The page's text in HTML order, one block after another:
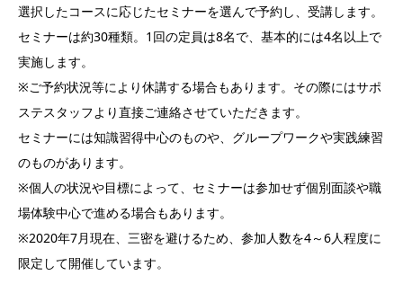
選択したコースに応じたセミナーを選んで予約し、受講します。
セミナーは約30種類。1回の定員は8名で、基本的には4名以上で
実施します。
※ご予約状況等により休講する場合もあります。その際にはサポ
ステスタッフより直接ご連絡させていただきます。
セミナーには知識習得中心のものや、グループワークや実践練習
のものがあります。
※個人の状況や目標によって、セミナーは参加せず個別面談や職
場体験中心で進める場合もあります。
※2020年7月現在、三密を避けるため、参加人数を4～6人程度に
限定して開催しています。